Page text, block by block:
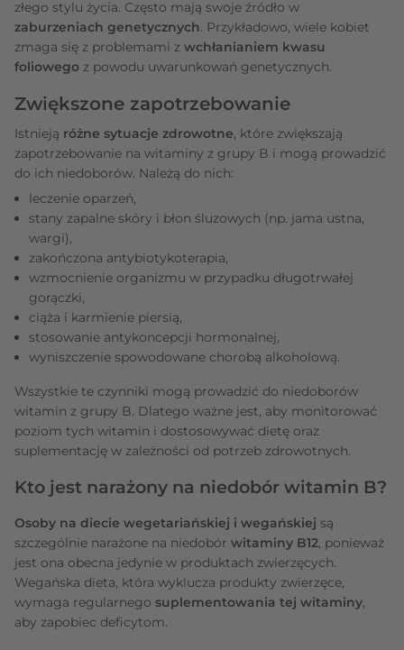
złego stylu życia. Często mają swoje źródło w
zaburzeniach genetycznych. Przykładowo, wiele kobiet
zmaga się z problemami z wchłanianiem kwasu
foliowego z powodu uwarunkowań genetycznych.
Zwiększone zapotrzebowanie
Istnieją różne sytuacje zdrowotne, które zwiększają
zapotrzebowanie na witaminy z grupy B i mogą prowadzić
do ich niedoborów. Należą do nich:
leczenie oparzeń,
stany zapalne skóry i błon śluzowych (np. jama ustna,
wargi),
zakończona antybiotykoterapia,
wzmocnienie organizmu w przypadku długotrwałej
gorączki,
ciąża i karmienie piersią,
stosowanie antykoncepcji hormonalnej,
wyniszczenie spowodowane chorobą alkoholową.
Wszystkie te czynniki mogą prowadzić do niedoborów
witamin z grupy B. Dlatego ważne jest, aby monitorować
poziom tych witamin i dostosowywać dietę oraz
suplementację w zależności od potrzeb zdrowotnych.
Kto jest narażony na niedobór witamin B?
Osoby na diecie wegetariańskiej i wegańskiej są
szczególnie narażone na niedobór witaminy B12, ponieważ
jest ona obecna jedynie w produktach zwierzęcych.
Wegańska dieta, która wyklucza produkty zwierzęce,
wymaga regularnego suplementowania tej witaminy,
aby zapobiec deficytom.